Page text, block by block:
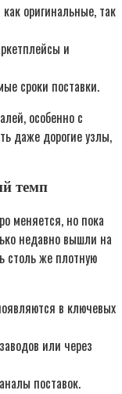
оригинальные, так
и
сроки поставки.
особенно с
даже дорогие узлы,
темп
меняется, но пока
недавно вышли на
столь же плотную
в ключевых
или через
поставок.